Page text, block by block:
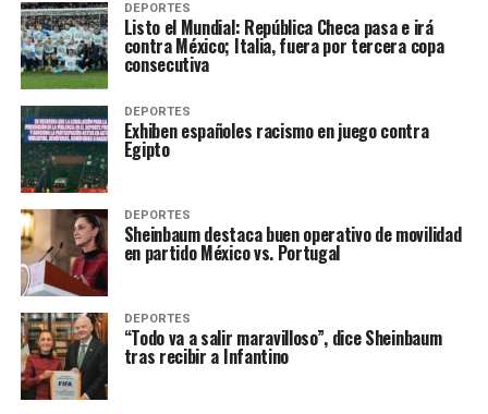
DEPORTES
Listo el Mundial: República Checa pasa e irá
contra México; Italia, fuera por tercera copa
consecutiva
DEPORTES
Exhiben españoles racismo en juego contra
Egipto
DEPORTES
Sheinbaum destaca buen operativo de movilidad
en partido México vs. Portugal
DEPORTES
“Todo va a salir maravilloso”, dice Sheinbaum
tras recibir a Infantino